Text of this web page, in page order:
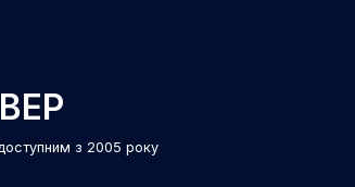
з 2005 року